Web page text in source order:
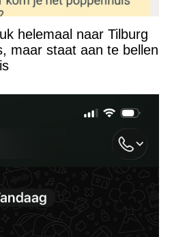
helemaal naar Tilburg
maar staat aan te bellen